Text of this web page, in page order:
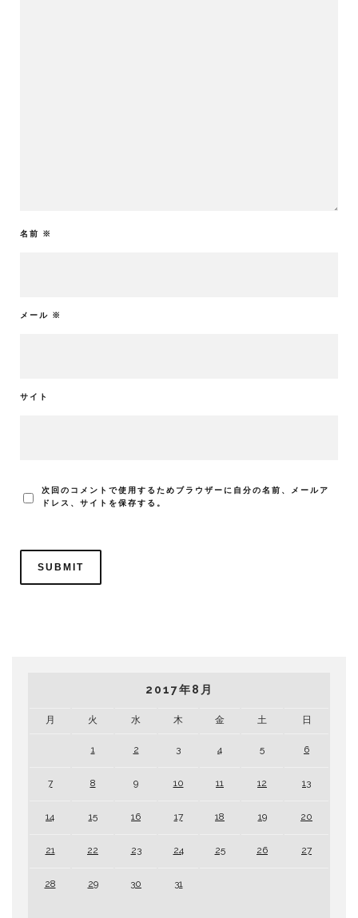
名前 ※
メール ※
サイト
次回のコメントで使用するためブラウザーに自分の名前、メールア
ドレス、サイトを保存する。
2017年8月
月 火 水 木 金 土 日
1 2 3 4 5 6
7 8 9 10 11 12 13
14 15 16 17 18 19 20
21 22 23 24 25 26 27
28 29 30 31